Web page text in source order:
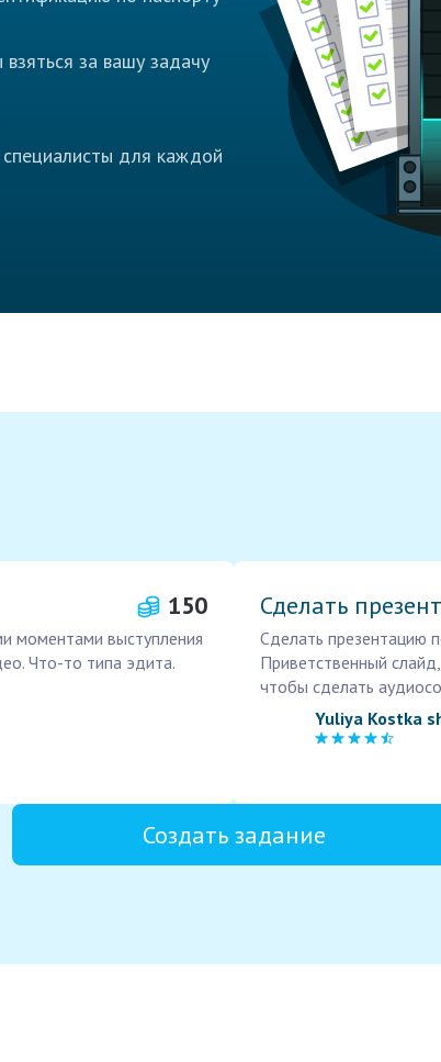
за вашу задачу
для каждой
150
моментами выступления
Что-то типа эдита.
Сделать
Сделать презентацию
Приветственный
чтобы сделать
Yuliya Kostka
Создать задание